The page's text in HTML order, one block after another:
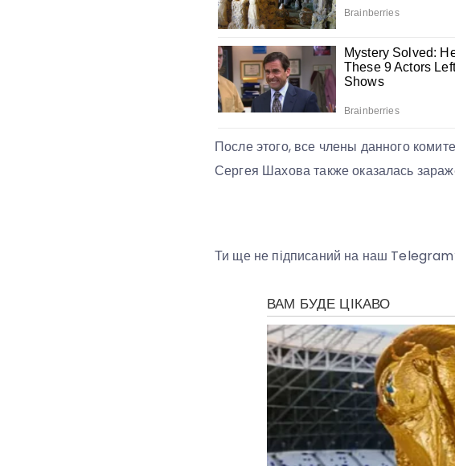
После этого, все члены данного
Сергея Шахова также оказалась
Ти ще не підписаний на наш